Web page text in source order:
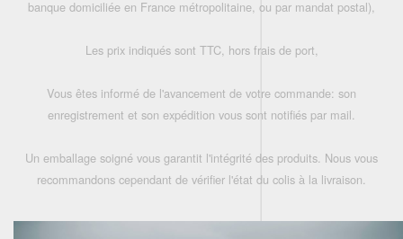
banque domiciliée en France métropolitaine, ou par mandat postal),
Les prix indiqués sont TTC, hors frais de port,
Vous êtes informé de l'avancement de votre commande: son
enregistrement et son expédition vous sont notifiés par mail.
Un emballage soigné vous garantit l'intégrité des produits. Nous vous
recommandons cependant de vérifier l'état du colis à la livraison.